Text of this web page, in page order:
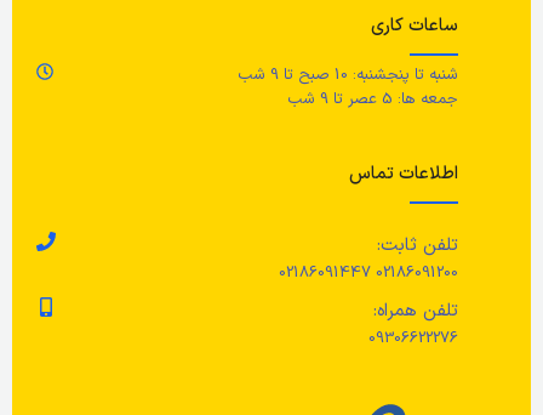
ساعات کاری
شنبه تا پنجشنبه: 10 صبح تا 9 شب
جمعه ها: 5 عصر تا 9 شب
اطلاعات تماس
تلفن ثابت:
02186091200 02186091447
تلفن همراه:
09306622276